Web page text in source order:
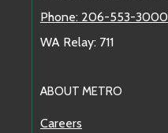
Phone: 206-553-3000
WA Relay: 711
ABOUT METRO
Careers